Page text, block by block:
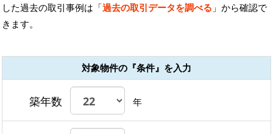
した過去の取引事例は「過去の取引データを調べる 」から確認で
きます。
対象物件の『条件』を入力
築年数 年